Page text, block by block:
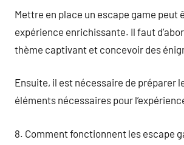
Mettre en place un escape game peut
expérience enrichissante. Il faut
thème captivant et concevoir des
Ensuite, il est nécessaire de préparer
éléments nécessaires pour
8. Comment fonctionnent les escape